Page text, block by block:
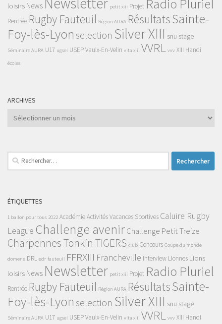
loisirs News petit xiii Projet Radio Pluriel
Rentrée Rugby Fauteuil Région AURA RésultatsSainte-
Foy-lès-Lyon selection Silver XIII snu stage
Séminaire AURA U17 ugsel USEPVaulx-En-Velin vita xiii VVRL vvv XIII Handi
écoles
ARCHIVES
Archives
Rechercher :
ÉTIQUETTES
1 ballon pour tous 2022 AcadémieActivités Vacances Sportives Caluire Rugby
League Challenge avenirChallenge Petit Treize
Charpennes Tonkin TIGERS club Concours Coupe du monde
domene DRL edr fauteuil FFRXIII Francheville Interview Lionnes Lions
loisirs News Newsletter petit xiii Projet Radio Pluriel
Rentrée Rugby Fauteuil Région AURA RésultatsSainte-
Foy-lès-Lyon selection Silver XIII snu stage
Séminaire AURA U17 ugsel USEPVaulx-En-Velin vita xiii VVRL vvv XIII Handi